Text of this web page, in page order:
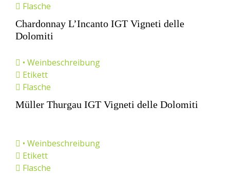
Flasche
Chardonnay L’Incanto IGT Vigneti delle
Dolomiti
• Weinbeschreibung
Etikett
Flasche
Müller Thurgau IGT Vigneti delle Dolomiti
• Weinbeschreibung
Etikett
Flasche